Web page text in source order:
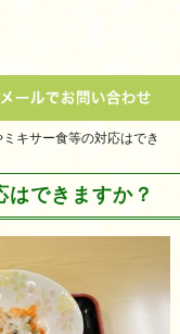
ミキサー食等の対応はでき
はできますか？